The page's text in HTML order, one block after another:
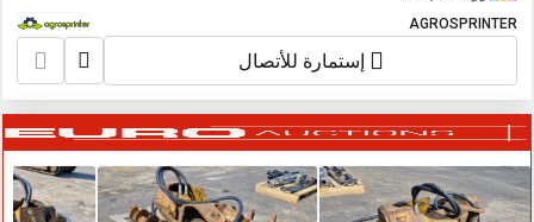
AGROSPRINTER
إستمارة للأتصال